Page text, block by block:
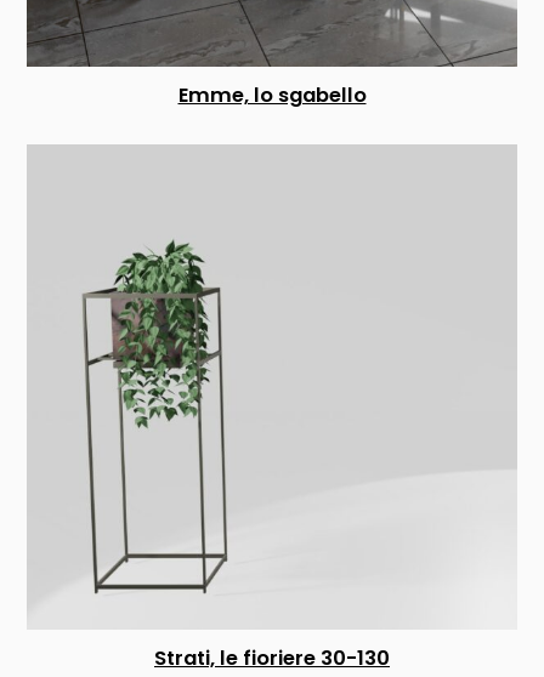
Emme, lo sgabello
Strati, le fioriere 30-130